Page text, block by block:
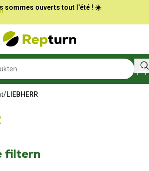
sommes ouverts tout l'été ! ☀️
/LIEBHERR
filtern